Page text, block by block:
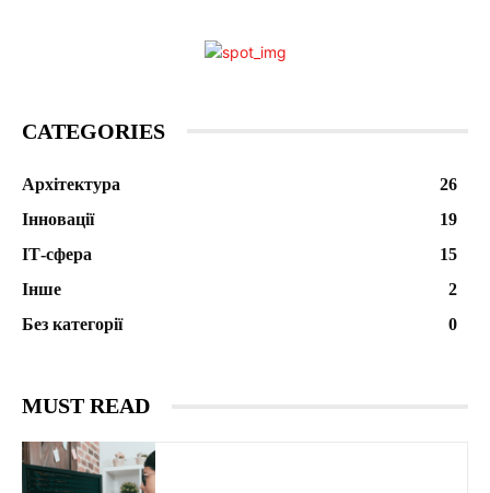
CATEGORIES
Архітектура
26
Інновації
19
ІТ-сфера
15
Інше
2
Без категорії
0
MUST READ